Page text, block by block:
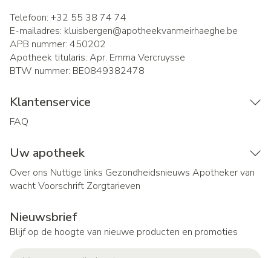
Telefoon: +32 55 38 74 74
E-mailadres: kluisbergen@apotheekvanmeirhaeghe.be
APB nummer: 450202
Apotheek titularis: Apr. Emma Vercruysse
BTW nummer: BE0849382478
Klantenservice
FAQ
Uw apotheek
Over ons Nuttige links Gezondheidsnieuws Apotheker van
wachtVoorschrift Zorgtarieven
Nieuwsbrief
Blijf op de hoogte van nieuwe producten en promoties